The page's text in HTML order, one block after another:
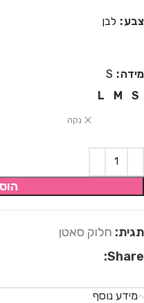
צבע לבן
מידה
S
S
M
L
נקה
תגית: חלוק סאטן
Share:
מידע נוסף